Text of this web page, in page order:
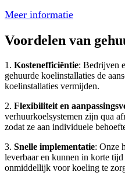
Meer informatie
Voordelen van
1. Kostenefficiëntie: Bedrijven
gehuurde koelinstallaties de
koelinstallaties vermijden.
2. Flexibiliteit en
verhuurkoelsystemen zijn qua
zodat ze aan individuele
3. Snelle implementatie: Onze
leverbaar en kunnen in korte
onmiddellijk voor koeling te